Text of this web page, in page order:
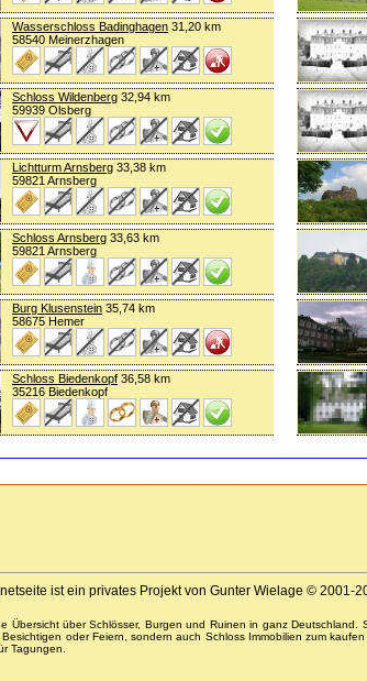
Wasserschloss Badinghagen 31,20 km
58540 Meinerzhagen
Schloss Wildenberg 32,94 km
59939 Olsberg
Lichtturm Arnsberg 33,38 km
59821 Arnsberg
Schloss Arnsberg 33,63 km
59821 Arnsberg
Burg Klusenstein 35,74 km
58675 Hemer
Schloss Biedenkopf 36,58 km
35216 Biedenkopf
ist ein privates Projekt von Gunter Wielage © 2001-
Übersicht über Schlösser, Burgen und Ruinen in ganz Deutschland.
oder Feiern, sondern auch Schloss Immobilien zum
Tagungen.